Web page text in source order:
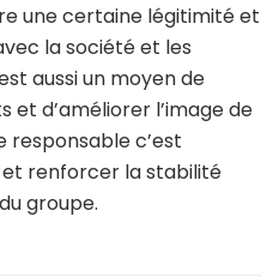
une certaine légitimité et
la société et les
aussi un moyen de
et d’améliorer l’image de
responsable c’est
renforcer la stabilité
groupe.